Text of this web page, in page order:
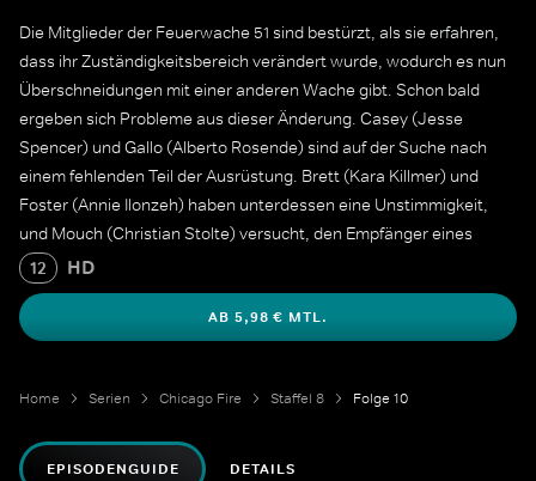
Die Mitglieder der Feuerwache 51 sind bestürzt, als sie erfahren,
dass ihr Zuständigkeitsbereich verändert wurde, wodurch es nun
Überschneidungen mit einer anderen Wache gibt. Schon bald
ergeben sich Probleme aus dieser Änderung. Casey (Jesse
Spencer) und Gallo (Alberto Rosende) sind auf der Suche nach
einem fehlenden Teil der Ausrüstung. Brett (Kara Killmer) und
Foster (Annie Ilonzeh) haben unterdessen eine Unstimmigkeit,
und Mouch (Christian Stolte) versucht, den Empfänger eines
mysteriösen Briefes zu finden, den er entdeckt hat.
12 HD
AB 5,98 € MTL.
Home Serien Chicago Fire Staffel 8 Folge 10
EPISODENGUIDE DETAILS